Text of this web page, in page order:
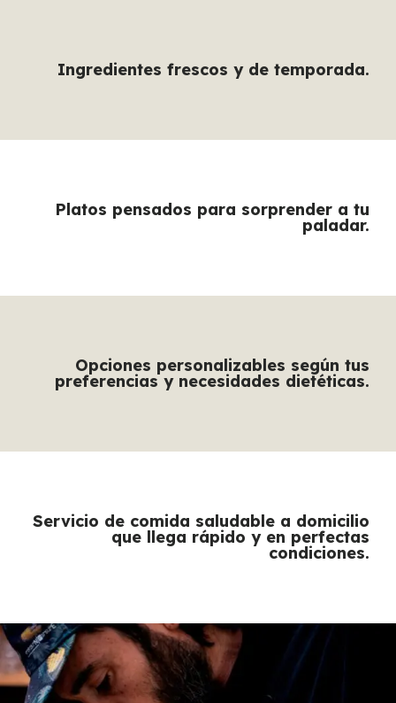
Ingredientes frescos y de temporada.
Platos pensados para sorprender a tu
paladar.
Opciones personalizables según tus
preferencias y necesidades dietéticas.
Servicio de comida saludable a domicilio
que llega rápido y en perfectas
condiciones.